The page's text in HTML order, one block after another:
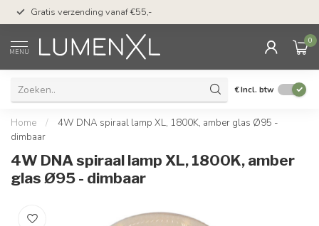
Gratis verzending vanaf €55,-
MENU
0
€Incl. btw
Home /
4W DNA spiraal lamp XL, 1800K, amber glas Ø95 -
dimbaar
4W DNA spiraal lamp XL, 1800K, amber
glas Ø95 - dimbaar